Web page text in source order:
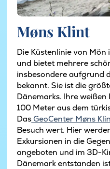
Møns Klint
Die Küstenlinie von
und bietet mehrere
insbesondere aufgrund
bekannt. Sie ist die
Dänemarks. Ihre
100 Meter aus dem
DasGeoCenter Møns
Besuch wert. Hier
Exkursionen in die
angeboten und im 3D-
Dänemark entstanden